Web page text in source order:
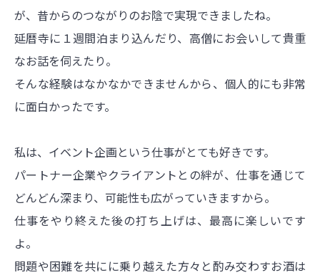
が、昔からのつながりのお陰で実現できましたね。
延暦寺に１週間泊まり込んだり、高僧にお会いして貴重
なお話を伺えたり。
そんな経験はなかなかできませんから、個人的にも非常
に面白かったです。
私は、イベント企画という仕事がとても好きです。
パートナー企業やクライアントとの絆が、仕事を通じて
どんどん深まり、可能性も広がっていきますから。
仕事をやり終えた後の打ち上げは、最高に楽しいです
よ。
問題や困難を共にに乗り越えた方々と酌み交わすお酒は